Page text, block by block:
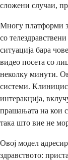
сложени случаи,
Многу платформи
со
ситуација бара
видео посета со
неколку минути.
системи.
интеракција,
прашањата на кои
така што вие не
Овој модел
здравството: